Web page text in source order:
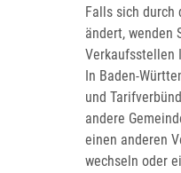
Falls sich durch
ändert, wenden
Verkaufsstellen
In Baden-
und
andere
einen anderen
wechseln oder